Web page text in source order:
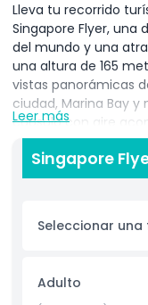
Lleva tu recorrido
Singapore Flyer, una
del mundo y una
una altura de 165
vistas panorámicas
ciudad, Marina Bay
cápsula con aire
impresionantes de
by the Bay, Marina
Empress Place. En
de Indonesia. Más
cuenta con la Time
presente y futuro
edades. Ya seas un
Leer más
Singapore
Seleccionar una
Adulto